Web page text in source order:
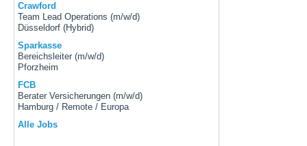
Crawford
Team Lead Operations (m/w/d)
Düsseldorf (Hybrid)
Sparkasse
Bereichsleiter (m/w/d)
Pforzheim
FCB
Berater Versicherungen (m/w/d)
Hamburg / Remote / Europa
Alle Jobs